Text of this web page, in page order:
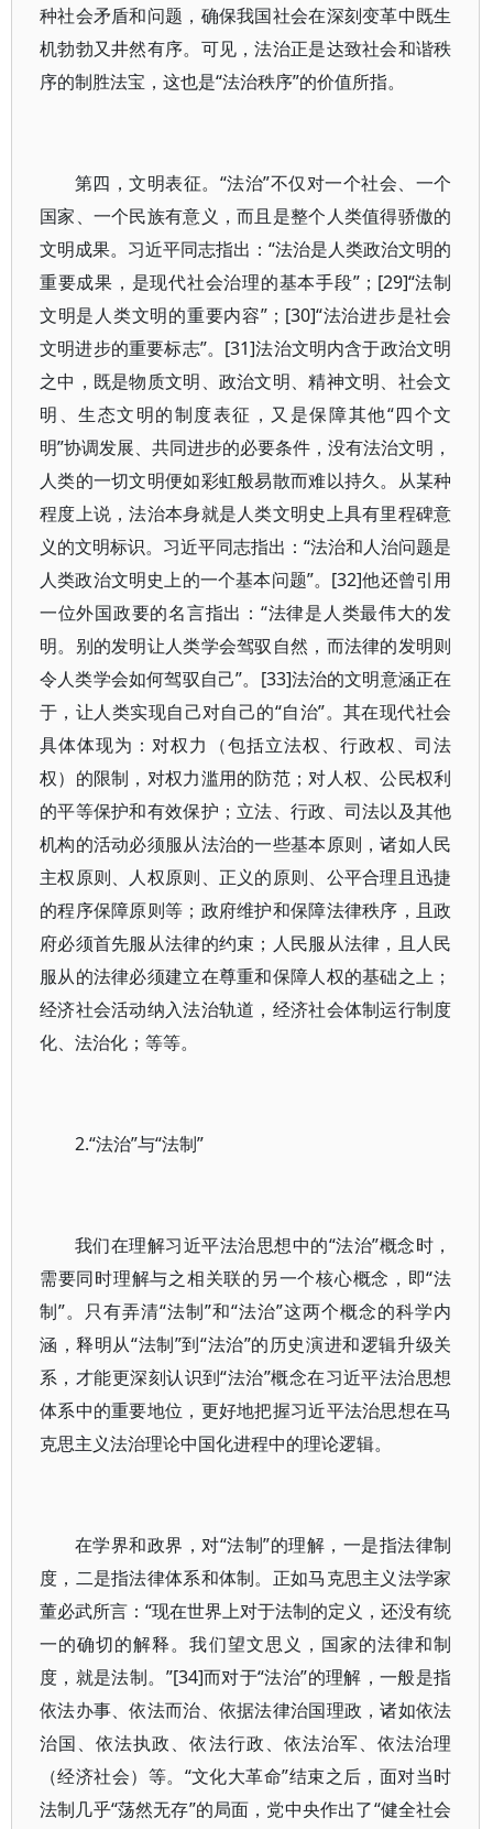
种社会矛盾和问题，确保我国社会在深刻变革中既生
机勃勃又井然有序。可见，法治正是达致社会和谐秩
序的制胜法宝，这也是“法治秩序”的价值所指。
第四，文明表征。“法治”不仅对一个社会、一个
国家、一个民族有意义，而且是整个人类值得骄傲的
文明成果。习近平同志指出：“法治是人类政治文明的
重要成果，是现代社会治理的基本手段”；[29]“法制
文明是人类文明的重要内容”；[30]“法治进步是社会
文明进步的重要标志”。[31]法治文明内含于政治文明
之中，既是物质文明、政治文明、精神文明、社会文
明、生态文明的制度表征，又是保障其他“四个文
明”协调发展、共同进步的必要条件，没有法治文明，
人类的一切文明便如彩虹般易散而难以持久。从某种
程度上说，法治本身就是人类文明史上具有里程碑意
义的文明标识。习近平同志指出：“法治和人治问题是
人类政治文明史上的一个基本问题”。[32]他还曾引用
一位外国政要的名言指出：“法律是人类最伟大的发
明。别的发明让人类学会驾驭自然，而法律的发明则
令人类学会如何驾驭自己”。[33]法治的文明意涵正在
于，让人类实现自己对自己的“自治”。其在现代社会
具体体现为：对权力（包括立法权、行政权、司法
权）的限制，对权力滥用的防范；对人权、公民权利
的平等保护和有效保护；立法、行政、司法以及其他
机构的活动必须服从法治的一些基本原则，诸如人民
主权原则、人权原则、正义的原则、公平合理且迅捷
的程序保障原则等；政府维护和保障法律秩序，且政
府必须首先服从法律的约束；人民服从法律，且人民
服从的法律必须建立在尊重和保障人权的基础之上；
经济社会活动纳入法治轨道，经济社会体制运行制度
化、法治化；等等。
2.“法治”与“法制”
我们在理解习近平法治思想中的“法治”概念时，
需要同时理解与之相关联的另一个核心概念，即“法
制”。只有弄清“法制”和“法治”这两个概念的科学内
涵，释明从“法制”到“法治”的历史演进和逻辑升级关
系，才能更深刻认识到“法治”概念在习近平法治思想
体系中的重要地位，更好地把握习近平法治思想在马
克思主义法治理论中国化进程中的理论逻辑。
在学界和政界，对“法制”的理解，一是指法律制
度，二是指法律体系和体制。正如马克思主义法学家
董必武所言：“现在世界上对于法制的定义，还没有统
一的确切的解释。我们望文思义，国家的法律和制
度，就是法制。”[34]而对于“法治”的理解，一般是指
依法办事、依法而治、依据法律治国理政，诸如依法
治国、依法执政、依法行政、依法治军、依法治理
（经济社会）等。“文化大革命”结束之后，面对当时
法制几乎“荡然无存”的局面，党中央作出了“健全社会